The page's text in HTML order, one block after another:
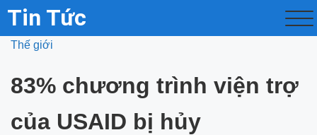
Tin Tức
Thế giới
83% chương trình viện trợ
của USAID bị hủy